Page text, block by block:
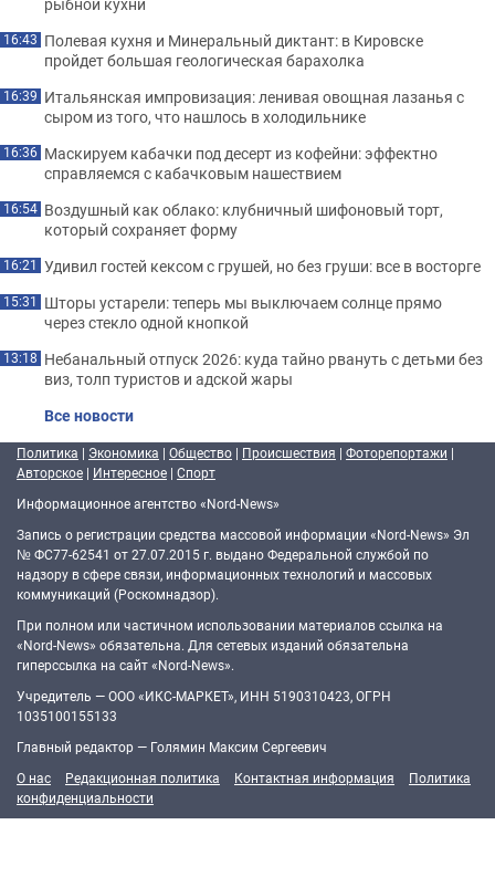
16:43 Полевая кухня и Минеральный диктант: в Кировске
пройдет большая геологическая барахолка
16:39 Итальянская импровизация: ленивая овощная лазанья с
сыром из того, что нашлось в холодильнике
16:36 Маскируем кабачки под десерт из кофейни: эффектно
справляемся с кабачковым нашествием
16:54 Воздушный как облако: клубничный шифоновый торт,
который сохраняет форму
16:21 Удивил гостей кексом с грушей, но без груши: все в восторге
15:31 Шторы устарели: теперь мы выключаем солнце прямо
через стекло одной кнопкой
13:18 Небанальный отпуск 2026: куда тайно рвануть с детьми без
виз, толп туристов и адской жары
Все новости
Политика | Экономика | Общество | Происшествия | Фоторепортажи |
Авторское | Интересное | Спорт
Информационное агентство «Nord-News»
Запись о регистрации средства массовой информации «Nord-News» Эл
№ ФС77-62541 от 27.07.2015 г. выдано Федеральной службой по
надзору в сфере связи, информационных технологий и массовых
коммуникаций (Роскомнадзор).
При полном или частичном использовании материалов ссылка на
«Nord-News» обязательна. Для сетевых изданий обязательна
гиперссылка на сайт «Nord-News».
Учредитель — ООО «ИКС-МАРКЕТ», ИНН 5190310423, ОГРН
1035100155133
Главный редактор — Голямин Максим Сергеевич
О нас
Редакционная политика Контактная информация
Политика
конфиденциальности